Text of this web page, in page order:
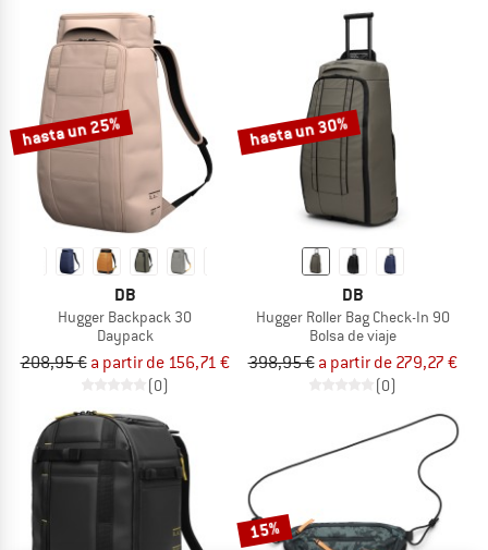
hasta un 25%
DB
Hugger Backpack 30
Daypack
208,95 € a partir de 156,71 €
(0)
hasta un 30%
DB
Hugger Roller Bag Check-In 90
Bolsa de viaje
398,95 € a partir de 279,27 €
(0)
15%